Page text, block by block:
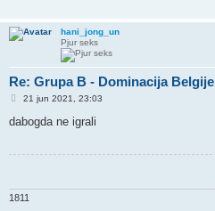
hani_jong_un
Pjur seks
Re: Grupa B - Dominacija Belgije
P
s
21 jun 2021, 23:03
dabogda ne igrali
1811